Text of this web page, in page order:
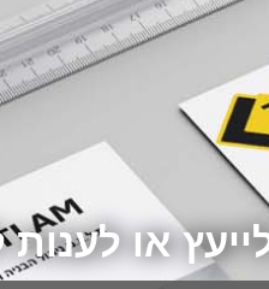
או